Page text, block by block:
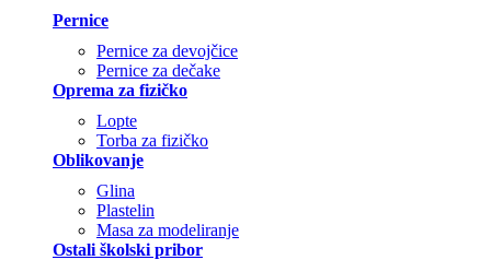
Pernice
Pernice za devojčice
Pernice za dečake
Oprema za fizičko
Lopte
Torba za fizičko
Oblikovanje
Glina
Plastelin
Masa za modeliranje
Ostali školski pribor